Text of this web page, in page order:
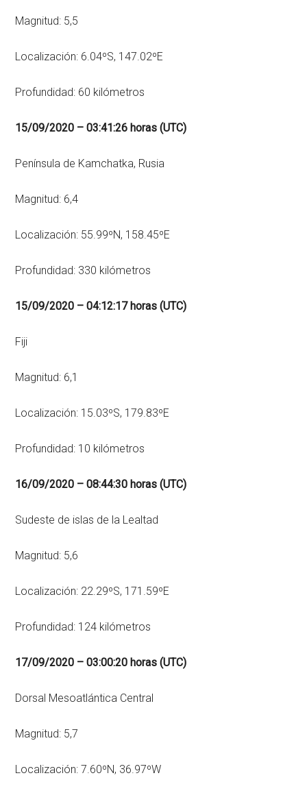
Magnitud: 5,5
Localización: 6.04ºS, 147.02ºE
Profundidad: 60 kilómetros
15/09/2020 – 03:41:26 horas (UTC)
Península de Kamchatka, Rusia
Magnitud: 6,4
Localización: 55.99ºN, 158.45ºE
Profundidad: 330 kilómetros
15/09/2020 – 04:12:17 horas (UTC)
Fiji
Magnitud: 6,1
Localización: 15.03ºS, 179.83ºE
Profundidad: 10 kilómetros
16/09/2020 – 08:44:30 horas (UTC)
Sudeste de islas de la Lealtad
Magnitud: 5,6
Localización: 22.29ºS, 171.59ºE
Profundidad: 124 kilómetros
17/09/2020 – 03:00:20 horas (UTC)
Dorsal Mesoatlántica Central
Magnitud: 5,7
Localización: 7.60ºN, 36.97ºW